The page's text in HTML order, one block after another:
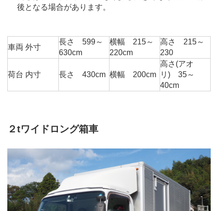
後となる場合があります。
車両 外寸
長さ 599～
630cm
横幅 215～
220cm
高さ 215～
230
荷台 内寸 長さ 430cm 横幅 200cm
高さ(アオ
リ) 35～
40cm
２tワイドロング箱車